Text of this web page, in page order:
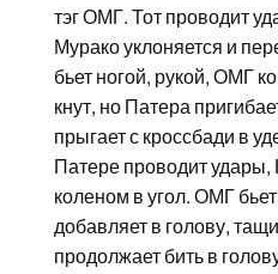
тэг ОМГ. Тот проводит
Мурако уклоняется и
бьет ногой, рукой, ОМГ
кнут, но Патера
прыгает с кроссбади в
Патере проводит удары,
коленом в угол. ОМГ бьет
добавляет в голову,
продолжает бить в